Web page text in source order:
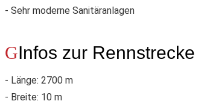
- Sehr moderne Sanitäranlagen
Infos zur Rennstrecke
- Länge: 2700 m
- Breite: 10 m